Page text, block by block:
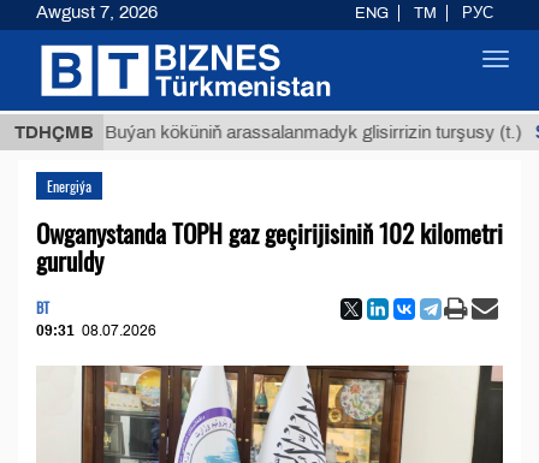
TDHÇMBBuýan köküniň arassalanmadyk glisirrizin turşusy (t.)
Energiýa
Owganystanda TOPH gaz geçirijisiniň 102 kilometri
guruldy
BT
09:31 08.07.2026
Awgust 7, 2026 ENG TM РУС